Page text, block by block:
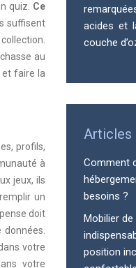
quiz. Ce
suffisent
au
et faire la
profils,
à
jeux, ils
un
doit
votre
votre
acides et
couche
Articles
Comment
besoins ?
Mobilier de
position